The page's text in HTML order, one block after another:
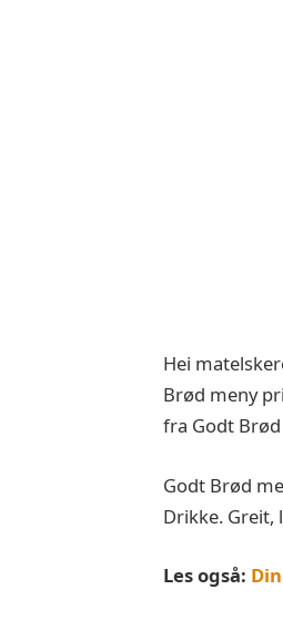
Hei
Brød meny
fra Godt
Godt Brød
Drikke. Greit,
Les også: